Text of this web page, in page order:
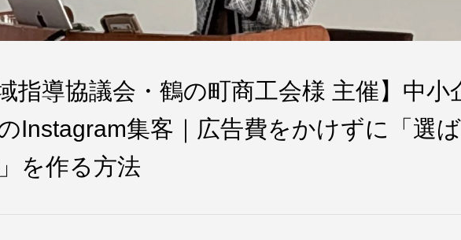
指導協議会・鶴の町商工会様 主催】中小
Instagram集客｜広告費をかけずに「選ば
を作る方法